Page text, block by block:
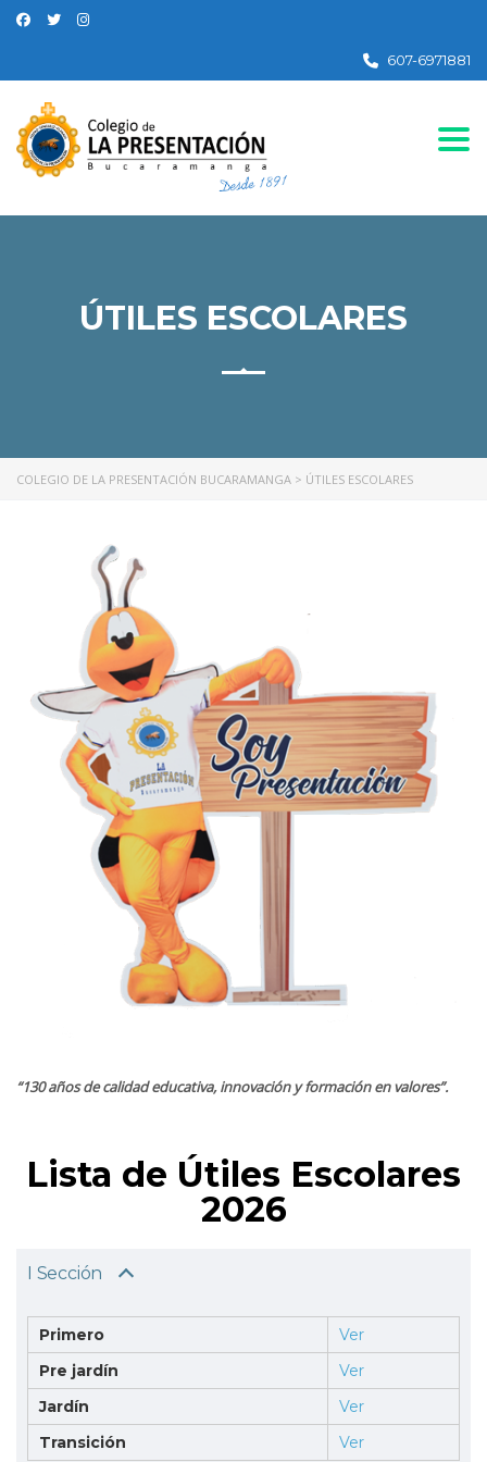
607-6971881
ÚTILES ESCOLARES
COLEGIO DE LA PRESENTACIÓN BUCARAMANGA > ÚTILES ESCOLARES
“130 años de calidad educativa, innovación y formación en valores”.
Lista de Útiles Escolares
2026
I Sección
Primero
Ver
Pre jardín
Ver
Jardín
Ver
Transición
Ver